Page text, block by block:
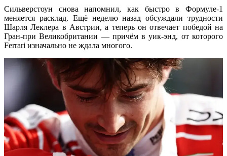
Сильверстоун снова напомнил, как быстро в Формуле-1
меняется расклад. Ещё неделю назад обсуждали трудности
Шарля Леклера в Австрии, а теперь он отвечает победой на
Гран-при Великобритании — причём в уик-энд, от которого
Ferrari изначально не ждала многого.